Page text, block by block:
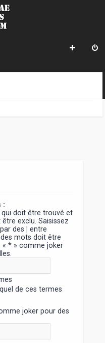
:
doit être trouvé et
exclu. Saisissez
des | entre
mots doit être
« * » comme joker
de ces termes
joker pour des